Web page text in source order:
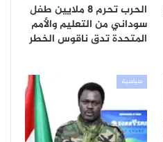
الحرب تحرم 8 ملايين طفل
سوداني من التعليم والأمم
المتحدة تدق ناقوس الخطر
سياسية